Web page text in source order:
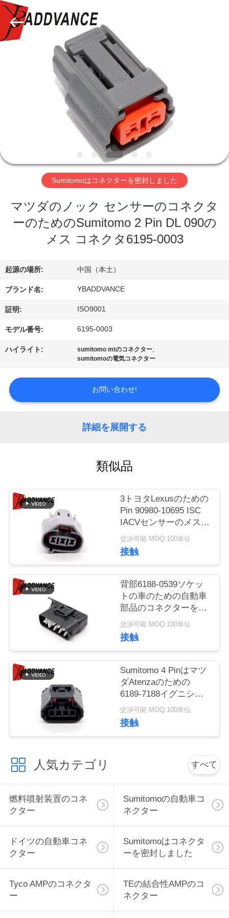
ク
私
つ
い
て
工
旅
管
理
達
に
な
さ
引
用
を
要
求
し
な
さ
ラ
Copyright
©
Sumitomoはコネクターを密封しました
マツダのノック センサーのコネクタ
ーのためのSumitomo 2 Pin DL 090の
メス コネクタ6195-0003
起源の場所: 中国（本土）
ブランド名: YBADDVANCE
証明: ISO9001
モデル番号: 6195-0003
ハイライト: sumitomo mtのコネクター,
sumitomoの電気コネクター
お問い合わせ!
詳細を展開する
類似品
3トヨタLexusのための
Pin 90980-10695 ISC
IACVセンサーのメス
コネクタ
交渉可能 MOQ:100単位
接触
背部6188-0539ソケッ
トの車のための自動車
部品のコネクターを持
つ黒24 Pinの男性
交渉可能 MOQ:100単位
接触
Sumitomo 4 Pinはマツ
ダAtenzaのための
6189-7188イグニショ
ン・コイルのコネクタ
ーを密封した
交渉可能 MOQ:100単位
接触
人気カテゴリ すべて
燃料噴射装置のコネ
クター
Sumitomoの自動車コ
ネクター
ドイツの自動車コネ
クター
Sumitomoはコネクタ
ーを密封しました
Tyco AMPのコネクタ
ー
TEの結合性AMPのコ
ネクター